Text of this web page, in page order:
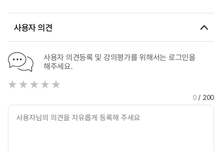
사용자 의견
사용자 의견등록 및 강의평가를 위해서는 로그인을
해주세요.
0/ 200